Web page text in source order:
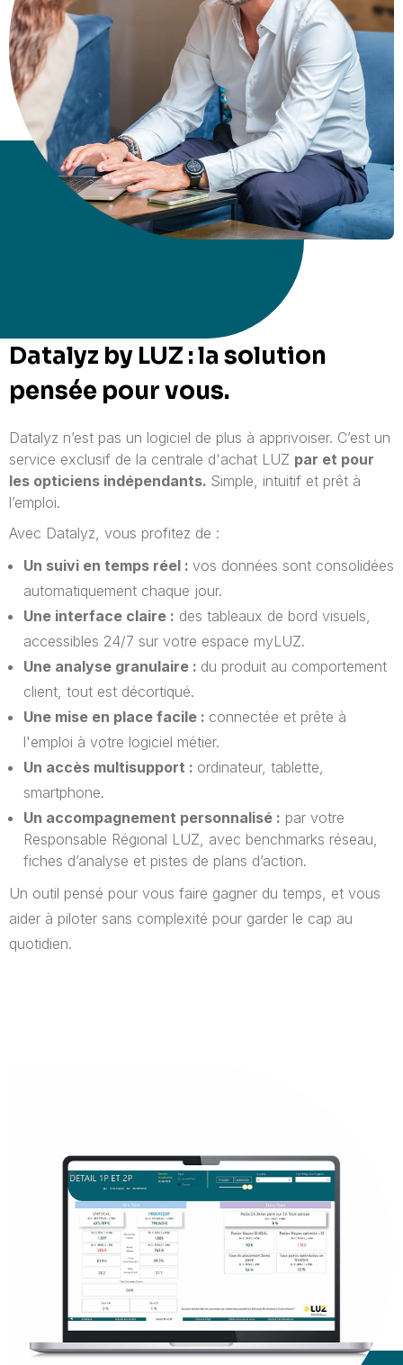
Datalyz by LUZ : la solution
pensée pour vous.
Datalyz n’est pas un logiciel de plus à apprivoiser. C’est un
service exclusif de la centrale d'achat LUZ par et pour
les opticiens indépendants. Simple, intuitif et prêt à
l’emploi.
Avec Datalyz, vous profitez de :
Un suivi en temps réel : vos données sont consolidées
automatiquement chaque jour.
Une interface claire : des tableaux de bord visuels,
accessibles 24/7 sur votre espace myLUZ.
Une analyse granulaire : du produit au comportement
client, tout est décortiqué.
Une mise en place facile : connectée et prête à
l'emploi à votre logiciel métier.
Un accès multisupport : ordinateur, tablette,
smartphone.
Un accompagnement personnalisé : par votre
Responsable Régional LUZ, avec benchmarks réseau,
fiches d’analyse et pistes de plans d’action.
Un outil pensé pour vous faire gagner du temps, et vous
aider à piloter sans complexité pour garder le cap au
quotidien.